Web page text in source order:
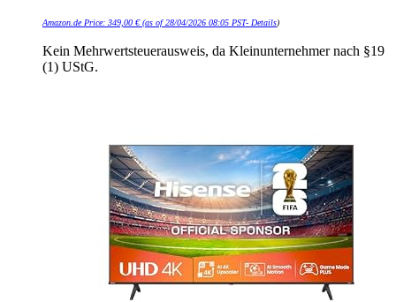
Amazon.de Price: 349,00 €(as of 28/04/2026 08:05 PST- Details)
Kein Mehrwertsteuerausweis, da Kleinunternehmer nach §19
(1) UStG.